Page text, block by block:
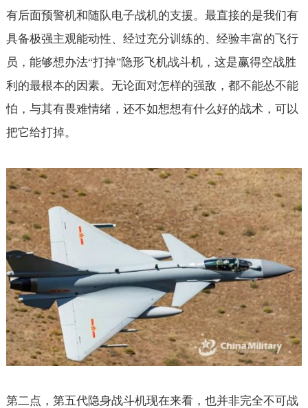
有后面预警机和随队电子战机的支援。最直接的是我们有
具备极强主观能动性、经过充分训练的、经验丰富的飞行
员，能够想办法“打掉”隐形飞机战斗机，这是赢得空战胜
利的最根本的因素。无论面对怎样的强敌，都不能怂不能
怕，与其有畏难情绪，还不如想想有什么好的战术，可以
把它给打掉。
第二点，第五代隐身战斗机现在来看，也并非完全不可战